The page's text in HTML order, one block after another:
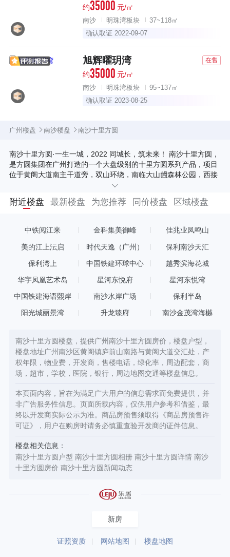
约35000 元/㎡
南沙 明珠湾板块
37~118㎡
确认取证 2022-09-07
旭辉曜玥湾 在售
约35000 元/㎡
南沙 明珠湾板块
95~137㎡
确认取证 2023-08-25
广州楼盘 南沙楼盘 南沙十里方圆
南沙十里方圆·一生一城，2022 同城长，筑未来！ 南沙十里方圆，
是方圆集团在广州打造的一个大盘级别的十里方圆系列产品，项目
位于黄阁大道南主干道旁，双山环绕，南临大山乸森林公园，西接
庐前山，东至麒麟广场。总占地面积86万㎡，建筑面积156万㎡，
位业态，打造城市综合体东方人居大城！ 除此之外，项目还沿着
展览中心、沉浸式的文化体验区；小区内设置活动空间，4点半学
堂、青云书屋、邻里中心、康体健身区、儿童欢乐天地、趣味棋牌
区、共享办公区等全能配套。
附近楼盘 最新楼盘 为您推荐 同价楼盘 区域楼盘
中铁阅江来 金科集美御峰 佳兆业凤鸣山
美的江上沄启 时代天逸（广州） 保利南沙天汇
保利湾上 中国铁建环球中心 越秀滨海花城
华宇凤凰艺术岛 星河东悦府 星河东悦湾
中国铁建海语熙岸 南沙水岸广场 保利半岛
阳光城丽景湾 升龙臻府 南沙金茂湾海樾
南沙十里方圆楼盘，提供广州南沙十里方圆房价，楼盘户型，
楼盘地址广州南沙区黄阁镇庐前山南路与黄阁大道交汇处，产
权年限，物业费，开发商，售楼电话，绿化率，周边配套，商
场，超市，学校，医院，银行，周边地图交通等楼盘信息。
本页面内容，旨在为满足广大用户的信息需求而免费提供，并
非广告服务性信息。页面所载内容，仅供用户参考和借鉴，最
终以开发商实际公示为准。商品房预售须取得《商品房预售许
可证》，用户在购房时请务必慎重查验开发商的证件信息。
楼盘相关信息：
南沙十里方圆户型 南沙十里方圆相册 南沙十里方圆详情 南沙
十里方圆房价 南沙十里方圆新闻动态
新房
证照资质 网站地图 楼盘地图